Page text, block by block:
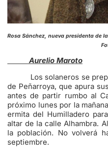
Rosa Sánchez, nueva
Foto:
Aurelio Maroto
Los solaneros se
de Peñarroya, que apura
antes de partir rumbo al
próximo lunes por la
ermita del Humilladero
altar de la calle Alhambra.
la población. No volverá
septiembre.